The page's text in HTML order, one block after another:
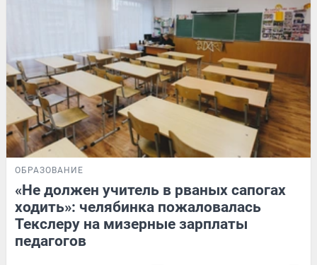
ОБРАЗОВАНИЕ
«Не должен учитель в рваных сапогах
ходить»: челябинка пожаловалась
Текслеру на мизерные зарплаты
педагогов